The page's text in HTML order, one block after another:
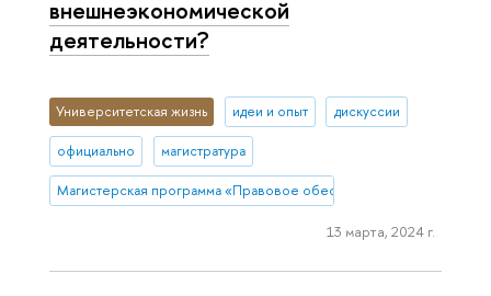
внешнеэкономической
деятельности?
Университетская жизнь идеи и опыт дискуссии
официально магистратура
Магистерская программа «Правовое обеспечение и защита
13 марта, 2024 г.